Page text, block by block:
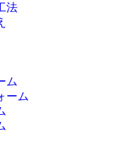
法
ム
ーム